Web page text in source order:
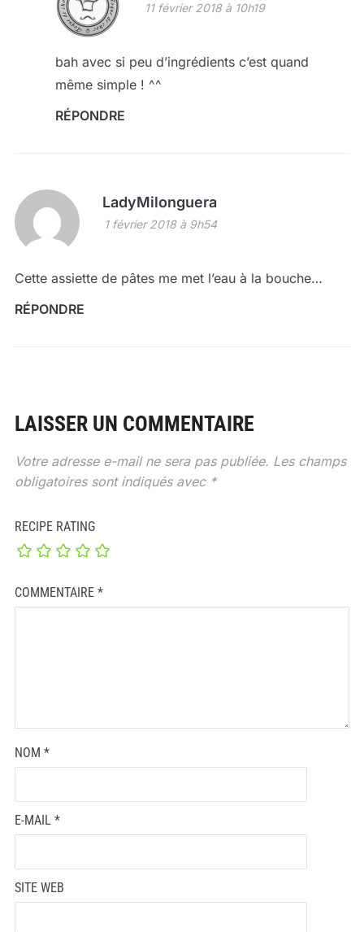
11 février 2018 à 10h19
bah avec si peu d’ingrédients c’est quand
même simple ! ^^
RÉPONDRE
LadyMilonguera
1 février 2018 à 9h54
Cette assiette de pâtes me met l’eau à la bouche…
RÉPONDRE
LAISSER UN COMMENTAIRE
Votre adresse e-mail ne sera pas publiée. Les champs
obligatoires sont indiqués avec *
RECIPE RATING
COMMENTAIRE *
NOM *
E-MAIL *
SITE WEB